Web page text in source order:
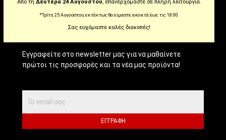
NEWSLETTER!
Εγγραφείτε στο newsletter μας για να μαθαίνετε
πρώτοι τις προσφορές και τα νέα μας προϊόντα!
ΕΓΓΡΑΦΉ
Από τη Δευτέρα 24 Αυγούστου, επανερχόμαστε σε πλήρη λειτουργία.
*Τρίτη 25 Αυγούστου, εκτάκτως θα είμαστε ανοικτά έως τις 18:00.
Σας ευχόμαστε καλές διακοπές!